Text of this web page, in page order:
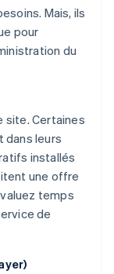
Mais, ils
pour
du
site. Certaines
leurs
installés
une offre
temps
de